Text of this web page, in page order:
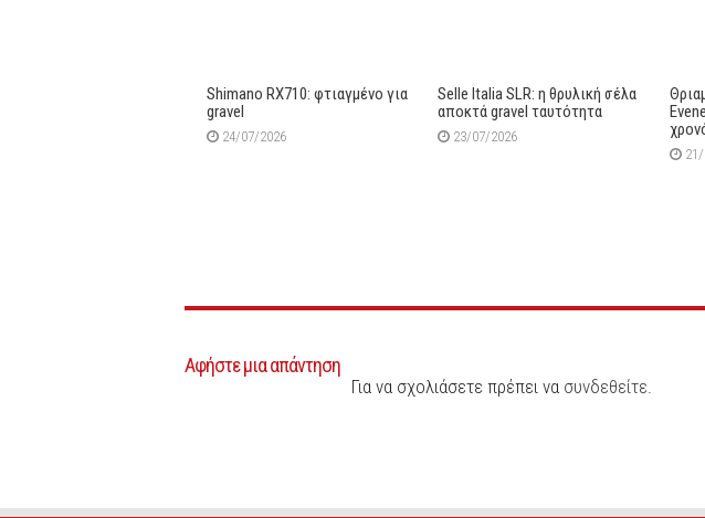
Shimano RX710: φτιαγμένο για
gravel
24/07/2026
Selle Italia SLR: η θρυλική σέλα
αποκτά gravel ταυτότητα
23/07/2026
Αφήστε μια απάντηση
Για να σχολιάσετε πρέπει να συνδεθείτε.